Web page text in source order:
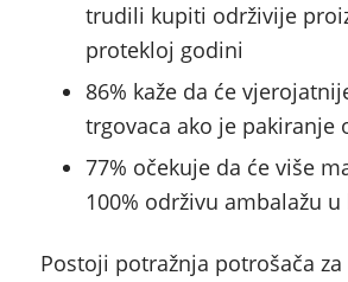
trudili kupiti održivije
protekloj godini
86% kaže da će
trgovaca ako je pakiranje
77% očekuje da će više
100% održivu ambalažu
Postoji potražnja potrošača